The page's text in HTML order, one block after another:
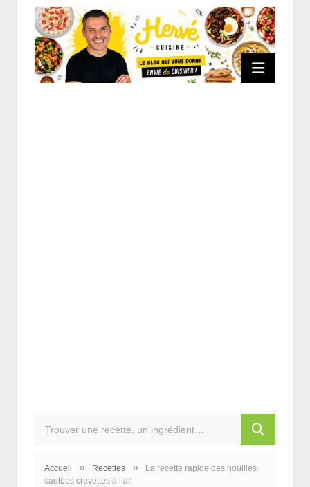
Accueil » Recettes »
La recette rapide des nouilles
sautées crevettes à l’ail